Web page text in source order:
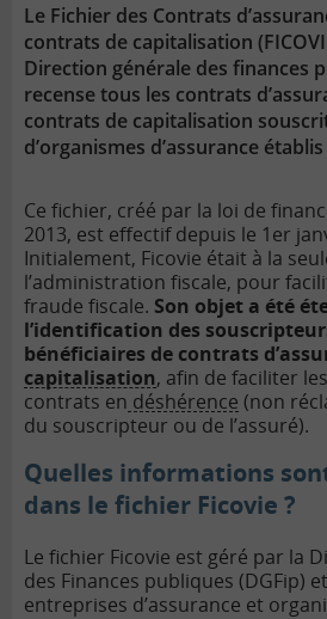
Le Fichier des Contrats
contrats de capitalisation
Direction générale des finances
recense tous les contrats
contrats de capitalisation
d’organismes d’assurance
Ce fichier, créé par la loi de
2013, est effectif depuis le 1er
Initialement, Ficovie était à la
l’administration fiscale, pour
fraude fiscale. Son objet a été
l’identification des
bénéficiaires de contrats
capitalisation, afin de faciliter
contrats en déshérence (non
du souscripteur ou de l’assuré).
Quelles informations
dans le fichier Ficovie ?
Le fichier Ficovie est géré par la
des Finances publiques (DGFip)
entreprises d’assurance et